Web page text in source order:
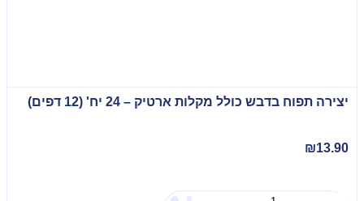
יצירה תפוח בדבש כולל מקלות ארטיק – 24 יח' (12 דפים)
₪13.90